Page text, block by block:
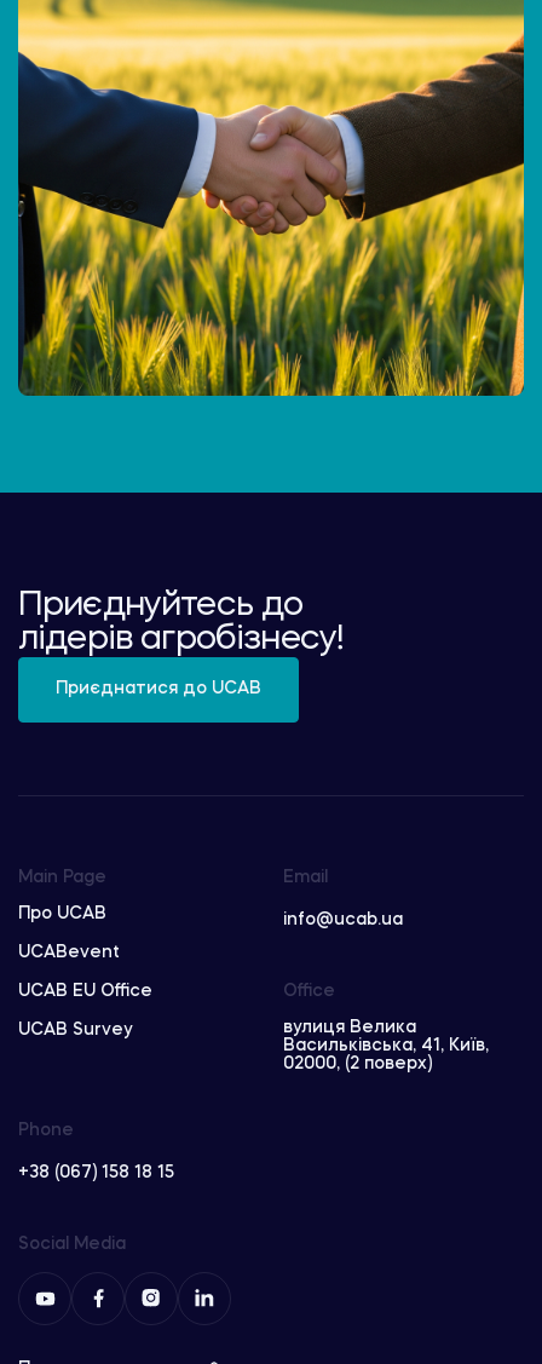
Приєднуйтесь до
лідерів агробізнесу!
Приєднатися до UCAB
Main Page
Про UCAB
UCABevent
UCAB EU Office
UCAB Survey
Email
info@ucab.ua
Phone
+38 (067) 158 18 15
Office
вулиця Велика
Васильківська, 41, Київ,
02000, (2 поверх)
Social Media